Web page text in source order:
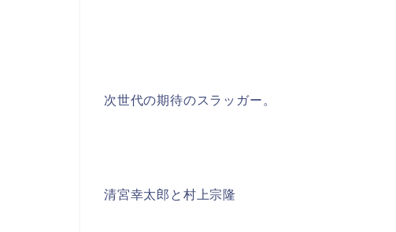
次世代の期待のスラッガー。
清宮幸太郎と村上宗隆